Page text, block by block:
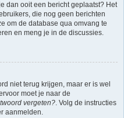
dan ooit een bericht geplaatst? Het
die nog geen berichten
om de database qua omvang te
en meng je in de discussies.
niet terug krijgen, maar er is wel
moet je naar de
vergeten?. Volg de instructies
aanmelden.